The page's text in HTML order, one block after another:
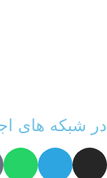
در شبکه های